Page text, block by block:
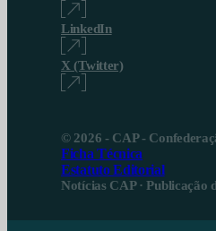
LinkedIn
X (Twitter)
© 2026 - CAP -
Ficha Técnica
Estatuto Editorial
Notícias CAP ·